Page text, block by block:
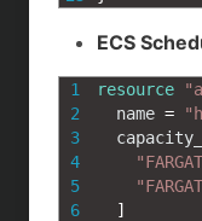
ECS
1
2
3
4
5
6
resource
name =
]